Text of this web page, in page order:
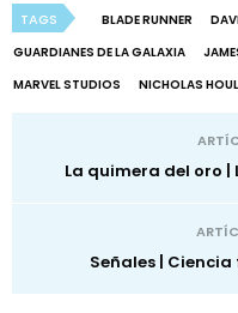
TAGS BLADE RUNNER
GUARDIANES DE LA GALAXIA
MARVEL STUDIOS
NICHOLAS
La quimera del oro
Señales |